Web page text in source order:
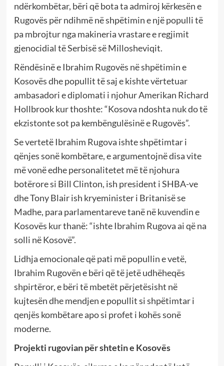
ndërkombëtar, bëri që bota ta admiroj kërkesën e
Rugovës për ndihmë në shpëtimin e një populli të
pa mbrojtur nga makineria vrastare e regjimit
gjenocidial të Serbisë së Millosheviqit.
Rëndësinë e Ibrahim Rugovës në shpëtimin e
Kosovës dhe popullit të saj e kishte vërtetuar
ambasadori e diplomati i njohur Amerikan Richard
Hollbrook kur thoshte: “Kosova ndoshta nuk do të
ekzistonte sot pa kembëngulësinë e Rugovës”.
Se vertetë Ibrahim Rugova ishte shpëtimtar i
qënjes sonë kombëtare, e argumentojnë disa vite
më vonë edhe personalitetet më të njohura
botërore si Bill Clinton, ish president i SHBA-ve
dhe Tony Blair ish kryeminister i Britanisë se
Madhe, para parlamentareve tanë në kuvendin e
Kosovës kur thanë: “ishte Ibrahim Rugova ai që na
solli në Kosovë”.
Lidhja emocionale që pati më popullin e vetë,
Ibrahim Rugovën e bëri që të jetë udhëheqës
shpirtëror, e bëri të mbetët përjetësisht në
kujtesën dhe mendjen e popullit si shpëtimtar i
qenjës kombëtare apo si profet i kohës sonë
moderne.
Projekti rugovian për shtetin e Kosovës